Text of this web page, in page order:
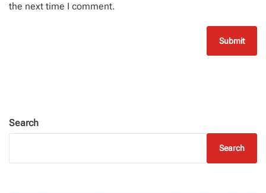
the next time I comment.
Search
Search